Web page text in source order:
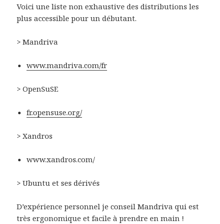
Voici une liste non exhaustive des distributions les
plus accessible pour un débutant.
> Mandriva
www.mandriva.com/fr
> OpenSuSE
fr.opensuse.org/
> Xandros
www.xandros.com/
> Ubuntu et ses dérivés
D’expérience personnel je conseil Mandriva qui est
très ergonomique et facile à prendre en main !